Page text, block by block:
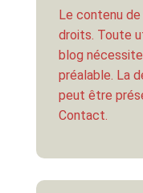
Le contenu de
droits. Toute
blog
préalable. La
peut être
Contact.